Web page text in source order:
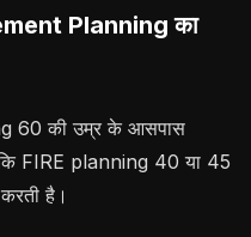
Planning का
60 की उम्र के आसपास
FIRE planning 40 या 45
है।